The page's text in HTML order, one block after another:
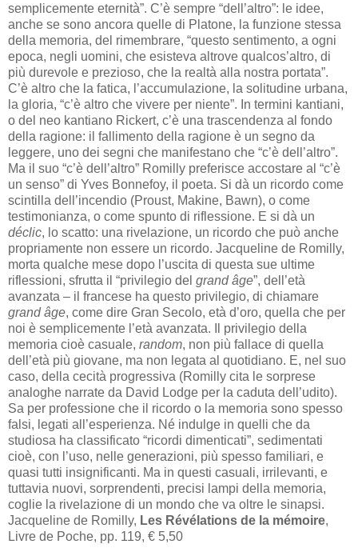
semplicemente eternità”. C’è sempre “dell’altro”: le idee,
anche se sono ancora quelle di Platone, la funzione stessa
della memoria, del rimembrare, “questo sentimento, a ogni
epoca, negli uomini, che esisteva altrove qualcos’altro, di
più durevole e prezioso, che la realtà alla nostra portata”.
C’è altro che la fatica, l’accumulazione, la solitudine urbana,
la gloria, “c’è altro che vivere per niente”. In termini kantiani,
o del neo kantiano Rickert, c’è una trascendenza al fondo
della ragione: il fallimento della ragione è un segno da
leggere, uno dei segni che manifestano che “c’è dell’altro”.
Ma il suo “c’è dell’altro” Romilly preferisce accostare al “c’è
un senso” di Yves Bonnefoy, il poeta. Si dà un ricordo come
scintilla dell’incendio (Proust, Makine, Bawn), o come
testimonianza, o come spunto di riflessione. E si dà un
déclic, lo scatto: una rivelazione, un ricordo che può anche
propriamente non essere un ricordo. Jacqueline de Romilly,
morta qualche mese dopo l’uscita di questa sue ultime
riflessioni, sfrutta il “privilegio del grand âge”, dell’età
avanzata – il francese ha questo privilegio, di chiamare
grand âge, come dire Gran Secolo, età d’oro, quella che per
noi è semplicemente l’età avanzata. Il privilegio della
memoria cioè casuale, random, non più fallace di quella
dell’età più giovane, ma non legata al quotidiano. E, nel suo
caso, della cecità progressiva (Romilly cita le sorprese
analoghe narrate da David Lodge per la caduta dell’udito).
Sa per professione che il ricordo o la memoria sono spesso
falsi, legati all’esperienza. Né indulge in quelli che da
studiosa ha classificato “ricordi dimenticati”, sedimentati
cioè, con l’uso, nelle generazioni, più spesso familiari, e
quasi tutti insignificanti. Ma in questi casuali, irrilevanti, e
tuttavia nuovi, sorprendenti, precisi lampi della memoria,
coglie la rivelazione di un mondo che va oltre le sinapsi.
Jacqueline de Romilly, Les Révélations de la mémoire,
Livre de Poche, pp. 119, € 5,50